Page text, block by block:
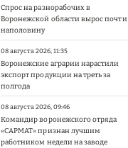
Спрос на разнорабочих в
Воронежской области вырос почти
наполовину
08 августа 2026, 11:35
Воронежские аграрии нарастили
экспорт продукции на треть за
полгода
08 августа 2026, 09:46
Командир воронежского отряда
«САРМАТ» признан лучшим
работником недели на заводе